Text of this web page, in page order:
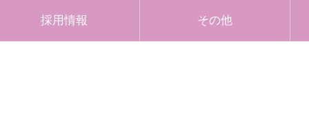
採用情報 その他